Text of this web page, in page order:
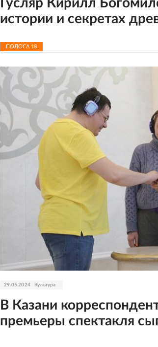
Гусляр Кирилл
истории и секретах
ПОЛОСА 18
29.05.2024 Культура
В Казани
премьеры спектакля